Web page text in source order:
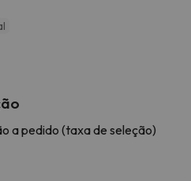
a pedido (taxa de seleção)